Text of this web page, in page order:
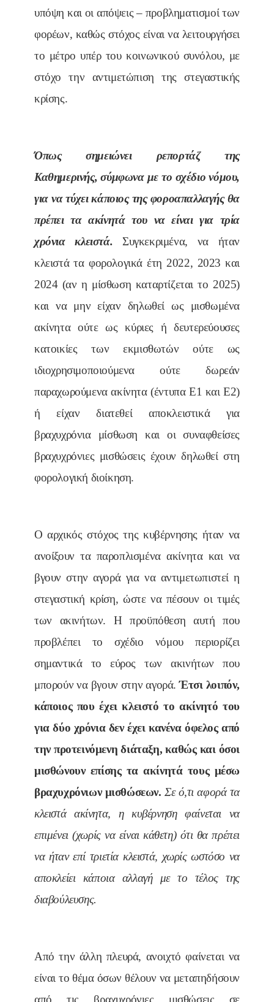
υπόψη και οι απόψεις – προβληματισμοί των
φορέων, καθώς στόχος είναι να λειτουργήσει
το μέτρο υπέρ του κοινωνικού συνόλου, με
στόχο την αντιμετώπιση της στεγαστικής
κρίσης.
Όπως σημειώνει ρεπορτάζ της
Καθημερινής, σύμφωνα με το σχέδιο νόμου,
για να τύχει κάποιος της φοροαπαλλαγής θα
πρέπει τα ακίνητά του να είναι για τρία
χρόνια κλειστά. Συγκεκριμένα, να ήταν
κλειστά τα φορολογικά έτη 2022, 2023 και
2024 (αν η μίσθωση καταρτίζεται το 2025)
και να μην είχαν δηλωθεί ως μισθωμένα
ακίνητα ούτε ως κύριες ή δευτερεύουσες
κατοικίες των εκμισθωτών ούτε ως
ιδιοχρησιμοποιούμενα ούτε δωρεάν
παραχωρούμενα ακίνητα (έντυπα Ε1 και Ε2)
ή είχαν διατεθεί αποκλειστικά για
βραχυχρόνια μίσθωση και οι συναφθείσες
βραχυχρόνιες μισθώσεις έχουν δηλωθεί στη
φορολογική διοίκηση.
Ο αρχικός στόχος της κυβέρνησης ήταν να
ανοίξουν τα παροπλισμένα ακίνητα και να
βγουν στην αγορά για να αντιμετωπιστεί η
στεγαστική κρίση, ώστε να πέσουν οι τιμές
των ακινήτων. Η προϋπόθεση αυτή που
προβλέπει το σχέδιο νόμου περιορίζει
σημαντικά το εύρος των ακινήτων που
μπορούν να βγουν στην αγορά.Έτσι λοιπόν,
κάποιος που έχει κλειστό το ακίνητό του
για δύο χρόνια δεν έχει κανένα όφελος από
την προτεινόμενη διάταξη, καθώς και όσοι
μισθώνουν επίσης τα ακίνητά τους μέσω
βραχυχρόνιων μισθώσεων. Σε ό,τι αφορά τα
κλειστά ακίνητα, η κυβέρνηση φαίνεται να
επιμένει (χωρίς να είναι κάθετη) ότι θα πρέπει
να ήταν επί τριετία κλειστά, χωρίς ωστόσο να
αποκλείει κάποια αλλαγή με το τέλος της
διαβούλευσης.
Από την άλλη πλευρά, ανοιχτό φαίνεται να
είναι το θέμα όσων θέλουν να μεταπηδήσουν
από τις βραχυχρόνιες μισθώσεις σε